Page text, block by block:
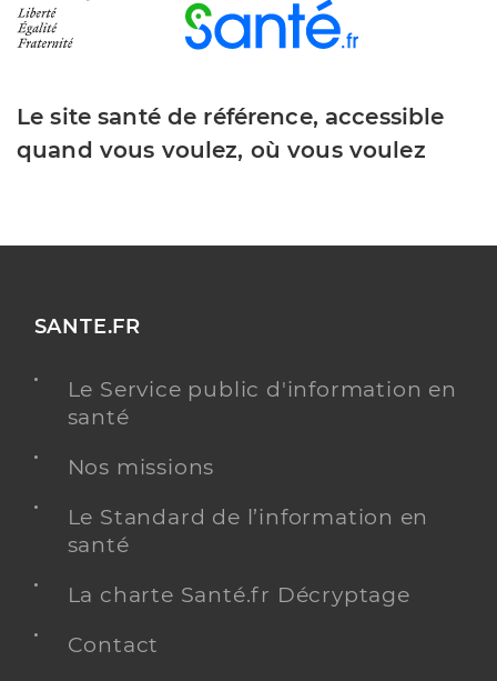
Le site santé de référence, accessible
quand vous voulez, où vous voulez
SANTE.FR
Le Service public d'information en
santé
Nos missions
Le Standard de l’information en
santé
La charte Santé.fr Décryptage
Contact